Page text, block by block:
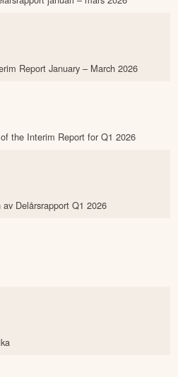
Report January – March 2026
the Interim Report for Q1 2026
Delårsrapport Q1 2026